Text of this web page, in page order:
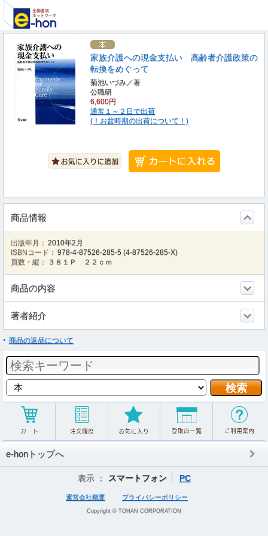
家族介護への現金支払い 高齢者介護政策の
転換をめぐって
菊池いづみ／著
公職研
6,600円
通常１～２日で出荷
(！お盆時期の出荷について！)
商品情報
出版年月： 2010年2月
ISBNコード： 978-4-87526-285-5 (4-87526-285-X)
頁数・縦：
３８１Ｐ ２２ｃｍ
商品の内容
著者紹介
商品の返品について
e-honトップへ
表示 ： スマートフォン PC
運営会社概要 プライバシーポリシー
Copyright © TOHAN CORPORATION